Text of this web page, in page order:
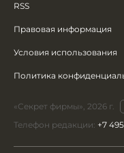
RSS
Правовая информация
Условия использования
Политика
«Секрет фирмы», 2026 г.
Телефон редакции: +7